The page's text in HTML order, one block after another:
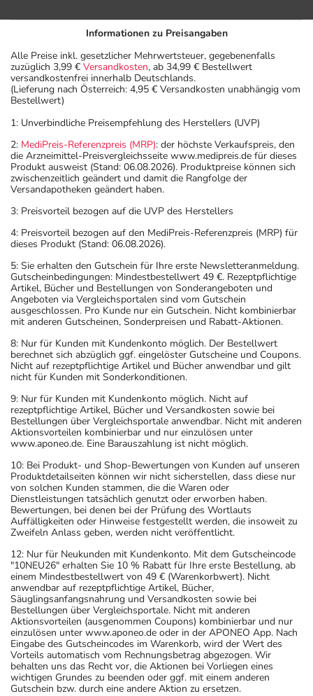
dem auf der Packung oder der Umverpackung
angegebenen Verfallsdatum. Das Verfallsdatum bezieht
sich auf den letzten Tag des angegebenen Monats.
Informationen zu Preisangaben
Alle Preise inkl. gesetzlicher Mehrwertsteuer, gegebenenfalls
zuzüglich 3,99 € Versandkosten, ab 34,99 € Bestellwert
versandkostenfrei innerhalb Deutschlands.
(Lieferung nach Österreich: 4,95 € Versandkosten unabhängig vom
Bestellwert)
1: Unverbindliche Preisempfehlung des Herstellers (UVP)
2: MediPreis-Referenzpreis (MRP): der höchste Verkaufspreis, den
die Arzneimittel-Preisvergleichsseite www.medipreis.de für dieses
Produkt ausweist (Stand: 06.08.2026). Produktpreise können sich
zwischenzeitlich geändert und damit die Rangfolge der
Versandapotheken geändert haben.
3: Preisvorteil bezogen auf die UVP des Herstellers
4: Preisvorteil bezogen auf den MediPreis-Referenzpreis (MRP) für
dieses Produkt (Stand: 06.08.2026).
5: Sie erhalten den Gutschein für Ihre erste Newsletteranmeldung.
Gutscheinbedingungen: Mindestbestellwert 49 €. Rezeptpflichtige
Artikel, Bücher und Bestellungen von Sonderangeboten und
Angeboten via Vergleichsportalen sind vom Gutschein
ausgeschlossen. Pro Kunde nur ein Gutschein. Nicht kombinierbar
mit anderen Gutscheinen, Sonderpreisen und Rabatt-Aktionen.
8: Nur für Kunden mit Kundenkonto möglich. Der Bestellwert
berechnet sich abzüglich ggf. eingelöster Gutscheine und Coupons.
Nicht auf rezeptpflichtige Artikel und Bücher anwendbar und gilt
nicht für Kunden mit Sonderkonditionen.
9: Nur für Kunden mit Kundenkonto möglich. Nicht auf
rezeptpflichtige Artikel, Bücher und Versandkosten sowie bei
Bestellungen über Vergleichsportale anwendbar. Nicht mit anderen
Aktionsvorteilen kombinierbar und nur einzulösen unter
www.aponeo.de. Eine Barauszahlung ist nicht möglich.
10: Bei Produkt- und Shop-Bewertungen von Kunden auf unseren
Produktdetailseiten können wir nicht sicherstellen, dass diese nur
von solchen Kunden stammen, die die Waren oder
Dienstleistungen tatsächlich genutzt oder erworben haben.
Bewertungen, bei denen bei der Prüfung des Wortlauts
Auffälligkeiten oder Hinweise festgestellt werden, die insoweit zu
Zweifeln Anlass geben, werden nicht veröffentlicht.
12: Nur für Neukunden mit Kundenkonto. Mit dem Gutscheincode
"10NEU26" erhalten Sie 10 % Rabatt für Ihre erste Bestellung, ab
einem Mindestbestellwert von 49 € (Warenkorbwert). Nicht
anwendbar auf rezeptpflichtige Artikel, Bücher,
Säuglingsanfangsnahrung und Versandkosten sowie bei
Bestellungen über Vergleichsportale. Nicht mit anderen
Aktionsvorteilen (ausgenommen Coupons) kombinierbar und nur
einzulösen unter www.aponeo.de oder in der APONEO App. Nach
Eingabe des Gutscheincodes im Warenkorb, wird der Wert des
Vorteils automatisch vom Rechnungsbetrag abgezogen. Wir
behalten uns das Recht vor, die Aktionen bei Vorliegen eines
wichtigen Grundes zu beenden oder ggf. mit einem anderen
Gutschein bzw. durch eine andere Aktion zu ersetzen.